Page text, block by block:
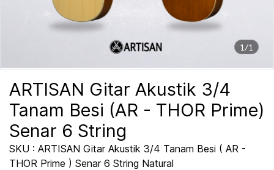
1/1
ARTISAN Gitar Akustik 3/4
Tanam Besi (AR - THOR Prime)
Senar 6 String
SKU : ARTISAN Gitar Akustik 3/4 Tanam Besi ( AR -
THOR Prime ) Senar 6 String Natural